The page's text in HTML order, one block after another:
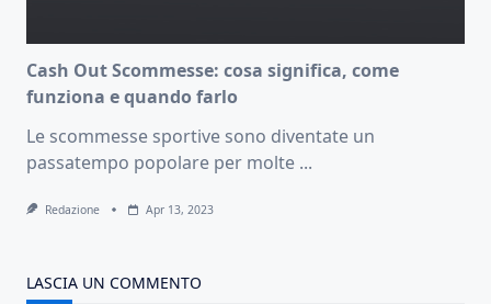
Cash Out Scommesse: cosa significa, come
funziona e quando farlo
Le scommesse sportive sono diventate un
passatempo popolare per molte ...
Redazione Apr 13, 2023
LASCIA UN COMMENTO